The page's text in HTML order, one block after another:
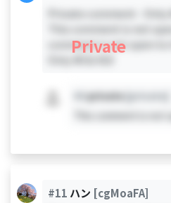
Private comment - Only
This comment is not
comment is not open to
Private
private [private]
This comment is not
#11 ハン [cgMoaFA]